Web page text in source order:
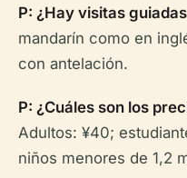
P: ¿Hay visitas
mandarín como en
con antelación.
P: ¿Cuáles son los
Adultos: ¥40;
niños menores de 1,2